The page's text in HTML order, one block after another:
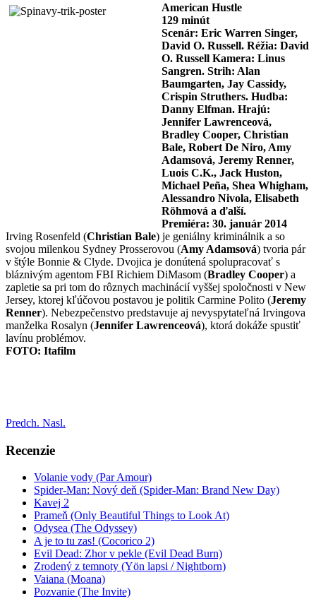
American Hustle
129 minút
Scenár: Eric Warren Singer,
David O. Russell. Réžia: David
O. Russell Kamera: Linus
Sangren. Strih: Alan
Baumgarten, Jay Cassidy,
Crispin Struthers. Hudba:
Danny Elfman. Hrajú:
Jennifer Lawrenceová,
Bradley Cooper, Christian
Bale, Robert De Niro, Amy
Adamsová, Jeremy Renner,
Luois C.K., Jack Huston,
Michael Peña, Shea Whigham,
Alessandro Nivola, Elisabeth
Röhmová a ďalší.
Premiéra: 30. január 2014
Irving Rosenfeld (Christian Bale) je geniálny kriminálnik a so
svojou milenkou Sydney Prosserovou (Amy Adamsová) tvoria pár
v štýle Bonnie & Clyde. Dvojica je donútená spolupracovať s
bláznivým agentom FBI Richiem DiMasom (Bradley Cooper) a
zapletie sa pri tom do rôznych machinácií vyššej spoločnosti v New
Jersey, ktorej kľúčovou postavou je politik Carmine Polito (Jeremy
Renner). Nebezpečenstvo predstavuje aj nevyspytateľná Irvingova
manželka Rosalyn (Jennifer Lawrenceová), ktorá dokáže spustiť
lavínu problémov.
FOTO: Itafilm
Predch. Nasl.
Recenzie
Volanie vody (Par Amour)
Spider-Man: Nový deň (Spider-Man: Brand New Day)
Kavej 2
Prameň (Only Beautiful Things to Look At)
Odysea (The Odyssey)
A je to tu zas! (Cocorico 2)
Evil Dead: Zhor v pekle (Evil Dead Burn)
Zrodený z temnoty (Yön lapsi / Nightborn)
Vaiana (Moana)
Pozvanie (The Invite)